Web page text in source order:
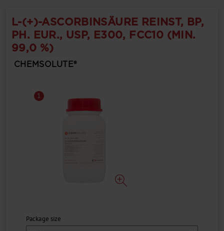
L-(+)-ASCORBINSÄURE REINST, BP,
PH. EUR., USP, E300, FCC10 (MIN.
99,0 %)
CHEMSOLUTE®
1
Package size